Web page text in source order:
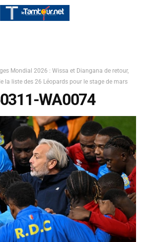
Mondial 2026 : Wissa et Diangana de retour,
la liste des 26 Léopards pour le stage de mars
WA0074